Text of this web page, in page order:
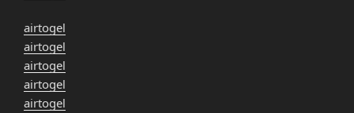
airtogel
airtogel
airtogel
airtogel
airtogel